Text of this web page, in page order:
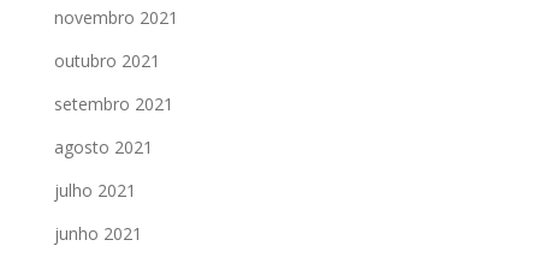
novembro 2021
outubro 2021
setembro 2021
agosto 2021
julho 2021
junho 2021